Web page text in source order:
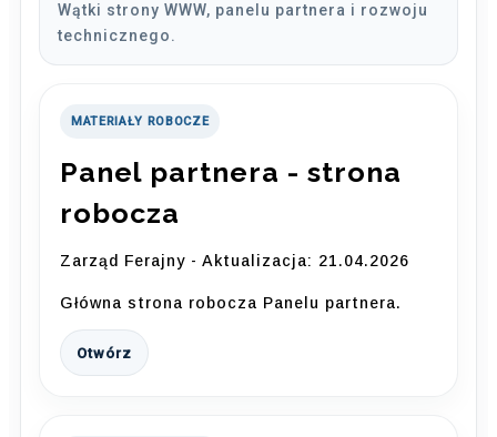
Wątki strony WWW, panelu partnera i rozwoju
technicznego.
MATERIAŁY ROBOCZE
Panel partnera - strona
robocza
Zarząd Ferajny - Aktualizacja: 21.04.2026
Główna strona robocza Panelu partnera.
Otwórz